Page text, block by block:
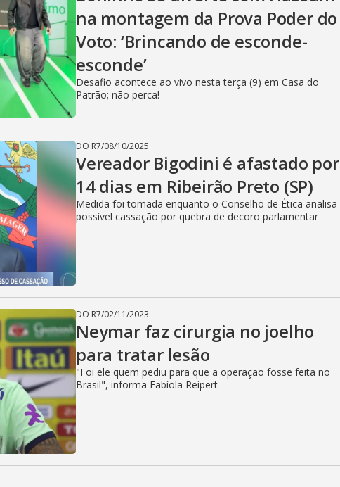
i
d
e
o
na montagem da Prova Poder do
Voto: ‘Brincando de esconde-
esconde’
Desafio acontece ao vivo nesta terça (9) em Casa do
Patrão; não perca!
DO R7/08/10/2025
Vereador Bigodini é afastado por
14 dias em Ribeirão Preto (SP)
Medida foi tomada enquanto o Conselho de Ética analisa
possível cassação por quebra de decoro parlamentar
DO R7/02/11/2023
Neymar faz cirurgia no joelho
para tratar lesão
"Foi ele quem pediu para que a operação fosse feita no
Brasil", informa Fabíola Reipert